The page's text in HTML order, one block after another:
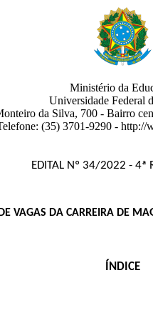
Ministério da
Universidade Federal
da Silva, 700 - Bairro
(35) 3701-9290- http://
EDITAL Nº 34/2022 - 4ª
VAGAS DA CARREIRA DE
ÍNDICE